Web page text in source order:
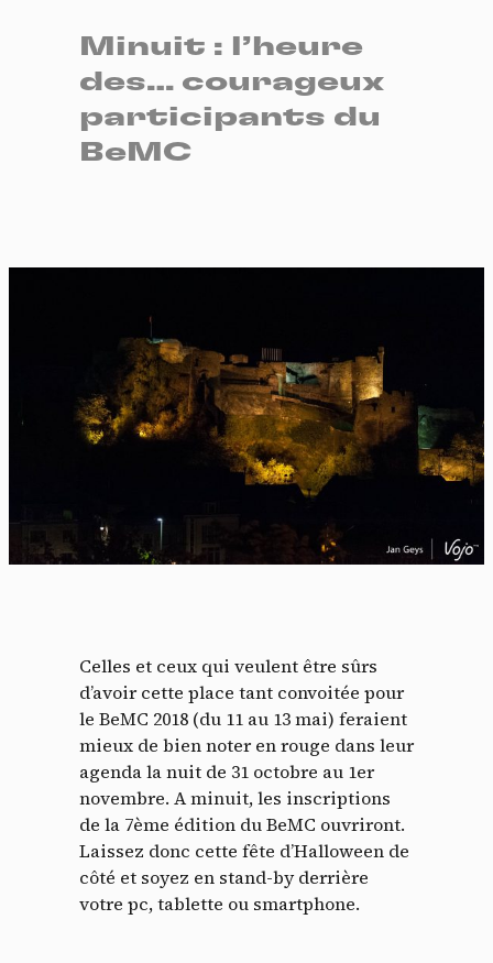
Minuit : l’heure
des… courageux
participants du
BeMC
Celles et ceux qui veulent être sûrs
d’avoir cette place tant convoitée pour
le BeMC 2018 (du 11 au 13 mai) feraient
mieux de bien noter en rouge dans leur
agenda la nuit de 31 octobre au 1er
novembre. A minuit, les inscriptions
de la 7ème édition du BeMC ouvriront.
Laissez donc cette fête d’Halloween de
côté et soyez en stand-by derrière
votre pc, tablette ou smartphone.